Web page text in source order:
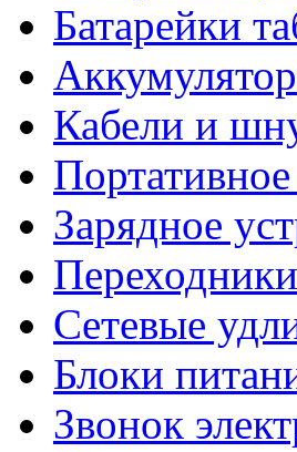
Батарейки
Кабели и
Зарядное
Сетевые
Блоки
Звонок